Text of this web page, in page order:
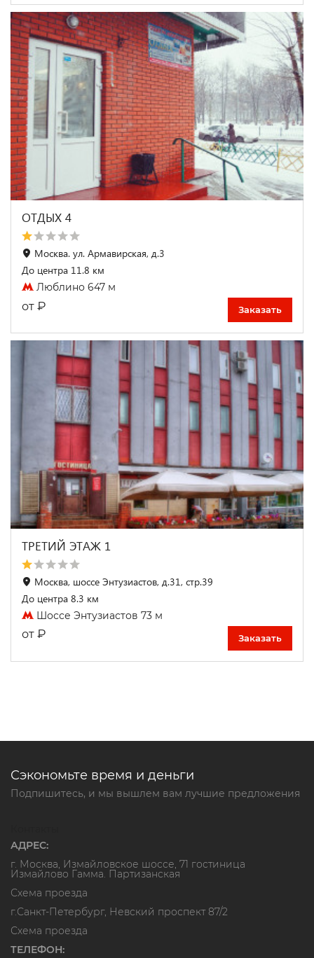
ОТДЫХ 4
Москва. ул. Армавирская, д.3
До центра 11.8 км
Люблино 647 м
от ₽ Заказать
ТРЕТИЙ ЭТАЖ 1
Москва, шоссе Энтузиастов, д.31, стр.39
До центра 8.3 км
Шоссе Энтузиастов 73 м
от ₽ Заказать
Сэкономьте время и деньги
Подпишитесь, и мы вышлем вам лучшие предложения
АДРЕС:
г. Москва, Измайловское шоссе, 71 гостиница
Измайлово Гамма. Партизанская
Схема проезда
г.Санкт-Петербург, Невский проспект 87/2
Схема проезда
ТЕЛЕФОН: